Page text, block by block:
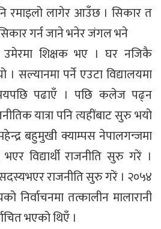
रमाइलो लागेर आउँछ । सिकार त
गर्न जाने भनेर जंगल भने
शिक्षक भए । घर नजिकै
। सल्यानमा पर्ने एउटा विद्यालयमा
पढाएँ । पछि कलेज पढ्न
यात्रा पनि त्यहींबाट सुरु भयो
बहुमुखी क्याम्पस नेपालगन्जमा
विद्यार्थी राजनीति सुरु गरें ।
राजनीति सुरु गरें । २०५४
निर्वाचनमा तत्कालीन मालारानी
भएको थिएँ ।